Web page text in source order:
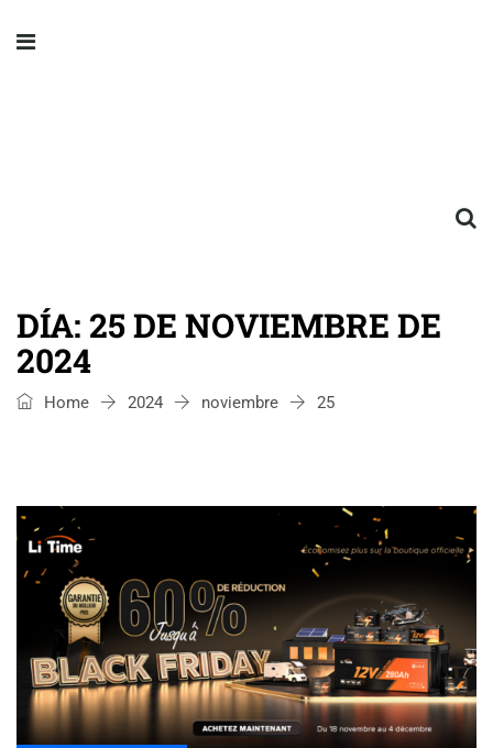
DÍA: 25 DE NOVIEMBRE DE
2024
Home 2024 noviembre 25